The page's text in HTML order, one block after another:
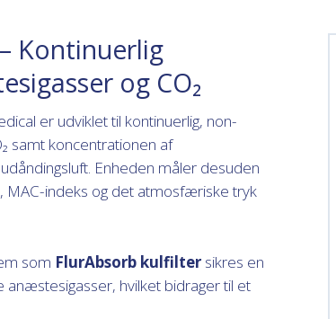
Kontinuerlig
og CO₂
er udviklet til kontinuerlig, non-
samt koncentrationen af
Enheden måler desuden
MAC-indeks og det atmosfæriske tryk
som FlurAbsorb kulfilter sikres en
anæstesigasser, hvilket bidrager til et